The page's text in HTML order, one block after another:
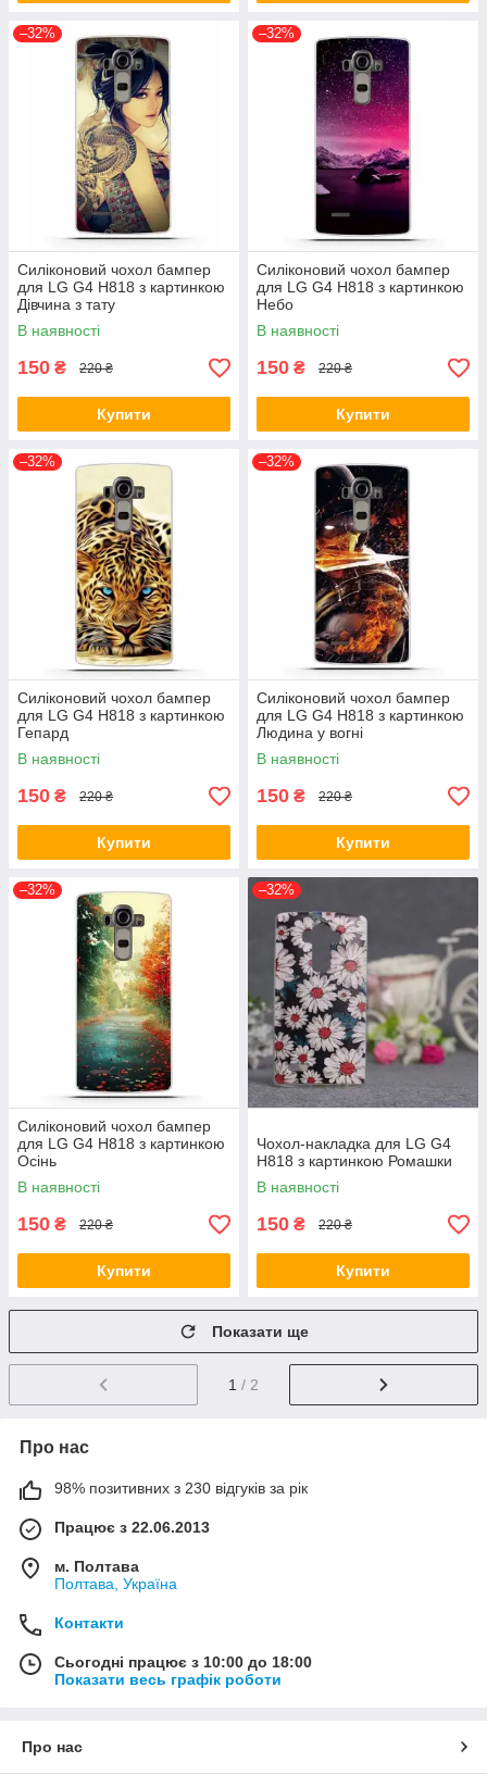
–32%
Силіконовий чохол бампер
для LG G4 H818 з картинкою
Дівчина з тату
В наявності
150 ₴ 220 ₴
Купити
–32%
Силіконовий чохол бампер
для LG G4 H818 з картинкою
Небо
В наявності
150 ₴ 220 ₴
Купити
–32%
Силіконовий чохол бампер
для LG G4 H818 з картинкою
Гепард
В наявності
150 ₴ 220 ₴
Купити
–32%
Силіконовий чохол бампер
для LG G4 H818 з картинкою
Людина у вогні
В наявності
150 ₴ 220 ₴
Купити
–32%
Силіконовий чохол бампер
для LG G4 H818 з картинкою
Осінь
В наявності
150 ₴ 220 ₴
Купити
–32%
Чохол-накладка для LG G4
H818 з картинкою Ромашки
В наявності
150 ₴ 220 ₴
Купити
Показати ще
1 / 2
Про нас
98% позитивних з 230 відгуків за рік
Працює з 22.06.2013
м. Полтава
Полтава, Україна
Контакти
Сьогодні працює з 10:00 до 18:00
Показати весь графік роботи
Про нас